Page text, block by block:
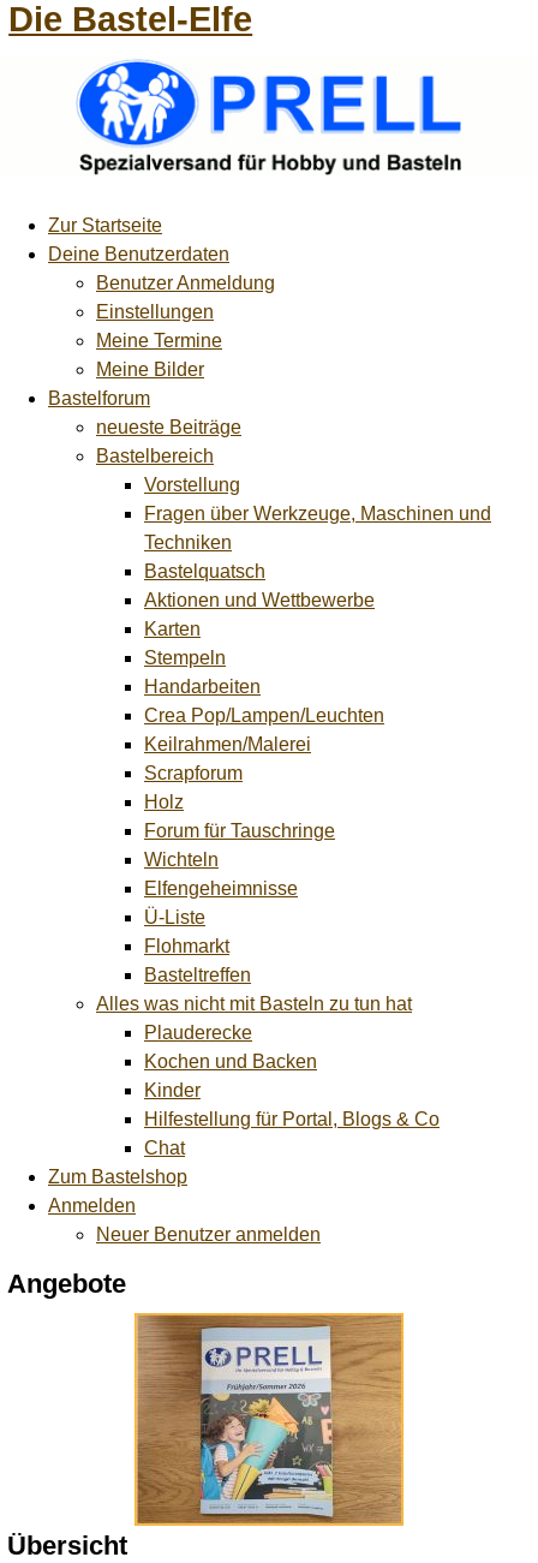
Die Bastel-Elfe
Zur Startseite
Deine Benutzerdaten
Benutzer Anmeldung
Einstellungen
Meine Termine
Meine Bilder
Bastelforum
neueste Beiträge
Bastelbereich
Vorstellung
Fragen über Werkzeuge, Maschinen und
Techniken
Bastelquatsch
Aktionen und Wettbewerbe
Karten
Stempeln
Handarbeiten
Crea Pop/Lampen/Leuchten
Keilrahmen/Malerei
Scrapforum
Holz
Forum für Tauschringe
Wichteln
Elfengeheimnisse
Ü-Liste
Flohmarkt
Basteltreffen
Alles was nicht mit Basteln zu tun hat
Plauderecke
Kochen und Backen
Kinder
Hilfestellung für Portal, Blogs & Co
Chat
Zum Bastelshop
Anmelden
Neuer Benutzer anmelden
Angebote
Übersicht